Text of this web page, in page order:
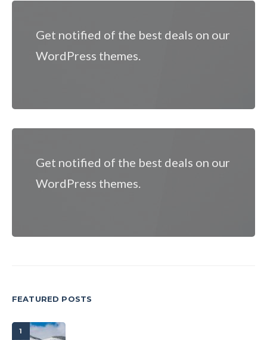
Get notified of the best deals on our
WordPress themes.
Get notified of the best deals on our
WordPress themes.
FEATURED POSTS
1